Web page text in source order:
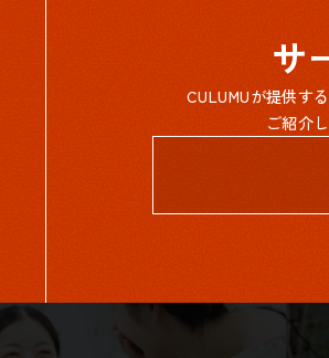
サ
CULUMUが提供す
ご紹介